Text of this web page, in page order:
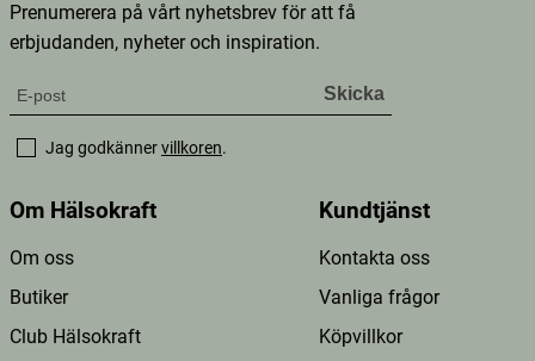
Prenumerera på vårt nyhetsbrev för att få
erbjudanden, nyheter och inspiration.
Jag godkännervillkoren.
Om Hälsokraft
Om oss
Butiker
Club Hälsokraft
Kundtjänst
Kontakta oss
Vanliga frågor
Köpvillkor